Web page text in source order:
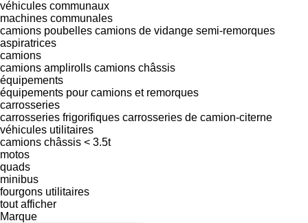
véhicules communaux
machines communales
camions poubelles camions de vidange semi-remorques
aspiratrices
camions
camions amplirolls camions châssis
équipements
équipements pour camions et remorques
carrosseries
carrosseries frigorifiques carrosseries de camion-citerne
véhicules utilitaires
camions châssis < 3.5t
motos
quads
minibus
fourgons utilitaires
tout afficher
Marque